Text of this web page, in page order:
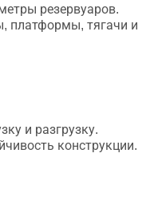
резервуаров.
платформы, тягачи и
и разгрузку.
конструкции.